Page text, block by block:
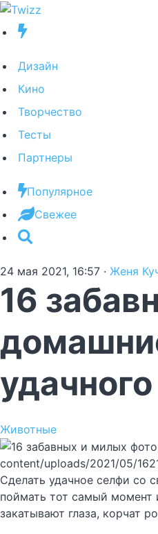
Дизайн
Кино
Творчество
Тесты
Партнеры
Популярное
Свежее
24 мая 2021, 16:57 · Женя
16
Животные
content/uploads/2021/05/
Сделать удачное селфи со
поймать тот самый момент
закатывают глаза, корчат